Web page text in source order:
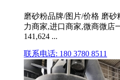
磨砂粉品牌/图片/价格 磨
力商家,进口商家,微商微店
141,624 ...
联系电话: 180 3780 8511